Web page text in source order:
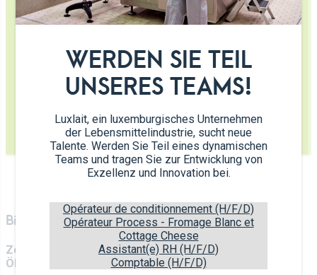
WERDEN SIE TEIL
UNSERES TEAMS!
Luxlait, ein luxemburgisches Unternehmen
der Lebensmittelindustrie, sucht neue
Talente. Werden Sie Teil eines dynamischen
Teams und tragen Sie zur Entwicklung von
Exzellenz und Innovation bei.
Opérateur de conditionnement (H/F/D)
Opérateur Process - Fromage Blanc et
Cottage Cheese
Assistant(e) RH (H/F/D)
Comptable (H/F/D)
Biologische Produkte –LU-BIO-04
Zertifizierungen durch den Prüfverein Verarbeitung
Ökologische Landbauprodukte